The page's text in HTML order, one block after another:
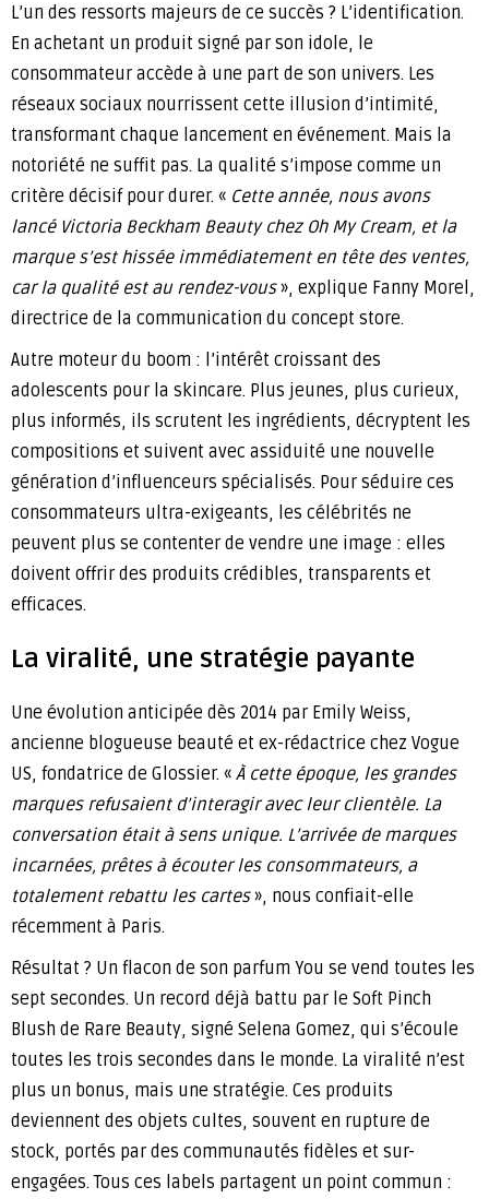
L’un des ressorts majeurs de ce succès ? L’identification.
En achetant un produit signé par son idole, le
consommateur accède à une part de son univers. Les
réseaux sociaux nourrissent cette illusion d’intimité,
transformant chaque lancement en événement. Mais la
notoriété ne suffit pas. La qualité s’impose comme un
critère décisif pour durer. « Cette année, nous avons
lancé Victoria Beckham Beauty chez Oh My Cream, et la
marque s’est hissée immédiatement en tête des ventes,
car la qualité est au rendez-vous», explique Fanny Morel,
directrice de la communication du concept store.
Autre moteur du boom : l’intérêt croissant des
adolescents pour la skincare. Plus jeunes, plus curieux,
plus informés, ils scrutent les ingrédients, décryptent les
compositions et suivent avec assiduité une nouvelle
génération d’influenceurs spécialisés. Pour séduire ces
consommateurs ultra-exigeants, les célébrités ne
peuvent plus se contenter de vendre une image : elles
doivent offrir des produits crédibles, transparents et
efficaces.
La viralité, une stratégie payante
Une évolution anticipée dès 2014 par Emily Weiss,
ancienne blogueuse beauté et ex-rédactrice chez Vogue
US, fondatrice de Glossier. « À cette époque, les grandes
marques refusaient d’interagir avec leur clientèle. La
conversation était à sens unique. L’arrivée de marques
incarnées, prêtes à écouter les consommateurs, a
totalement rebattu les cartes», nous confiait-elle
récemment à Paris.
Résultat ? Un flacon de son parfum You se vend toutes les
sept secondes. Un record déjà battu par le Soft Pinch
Blush de Rare Beauty, signé Selena Gomez, qui s’écoule
toutes les trois secondes dans le monde. La viralité n’est
plus un bonus, mais une stratégie. Ces produits
deviennent des objets cultes, souvent en rupture de
stock, portés par des communautés fidèles et sur-
engagées. Tous ces labels partagent un point commun :